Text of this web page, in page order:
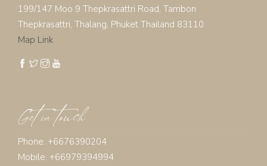
199/147 Moo 9 Thepkrasattri Road, Tambon
Thepkrasattri, Thalang, Phuket Thailand 83110
Map Link
Get in touch
Phone: +6676390204
Mobile: +66979394994